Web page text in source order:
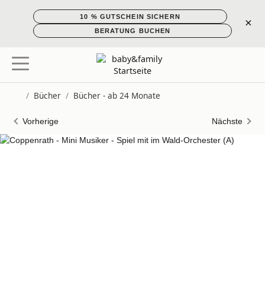
10 % GUTSCHEIN SICHERN
BERATUNG BUCHEN
×
/ Bücher / Bücher - ab 24 Monate
Vorherige Nächste